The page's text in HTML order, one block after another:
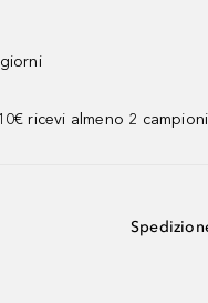
ricevi almeno 2